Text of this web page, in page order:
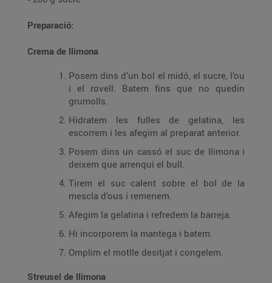
Preparació:
Crema de llimona
Posem dins d’un bol el midó, el sucre, l’ou
i el rovell. Batem fins que no quedin
grumolls.
Hidratem les fulles de gelatina, les
escorrem i les afegim al preparat anterior.
Posem dins un cassó el suc de llimona i
deixem que arrenqui el bull.
Tirem el suc calent sobre el bol de la
mescla d’ous i remenem.
Afegim la gelatina i refredem la barreja.
Hi incorporem la mantega i batem.
Omplim el motlle desitjat i congelem.
Streusel de llimona